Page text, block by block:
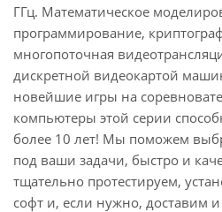
ГГц. Математическое
программирование,
многопоточная
дискретной видеокартой
новейшие игры на
компьютеры этой серии
более 10 лет! Мы поможем
под ваши задачи, быстро и
тщательно протестируем,
софт и, если нужно, доставим